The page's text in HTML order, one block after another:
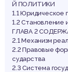
Й ПОЛИТИКИ
1.1 Юридическое
1.2 Становление
ГЛАВА 2
2.1 Механизм
2.2 Правовые
сударства
2.3 Система